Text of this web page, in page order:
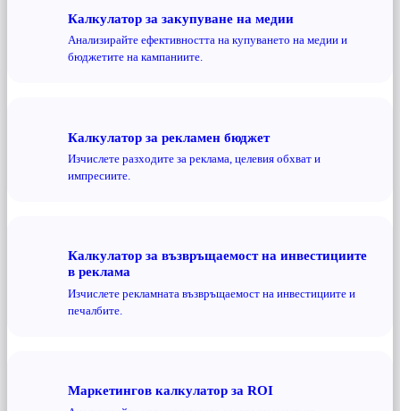
Калкулатор за закупуване на медии
Анализирайте ефективността на купуването на медии и
бюджетите на кампаниите.
Калкулатор за рекламен бюджет
Изчислете разходите за реклама, целевия обхват и
импресиите.
Калкулатор за възвръщаемост на инвестициите
в реклама
Изчислете рекламната възвръщаемост на инвестициите и
печалбите.
Маркетингов калкулатор за ROI